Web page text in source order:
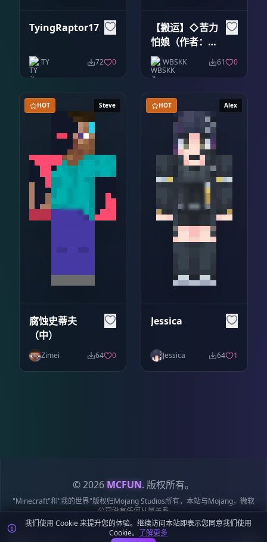
TyingRaptor1732
TY 72 0
【搬运】◇苦力
怕娘（作者：钻
茜）WBSKK 61 0
Steve
HOT
腐蚀史蒂夫
（中）
Zimei 64 0
Alex
HOT
Jessica
Jessica 64 1
© 2026 MCFUN. 版权所有。
"Minecraft"和"我的世界"版权归Mojang Studios所有，本站与Mojang，微软
公司没有任何从属关系
Cookie 政策站点地图鄂ICP备19018284号-6
麦块迷APP - 在这里总会找到你喜欢的MC基
我们使用 Cookie 来提升您的体验。继续访问本站即表示您同意我们使用
Cookie。 了解更多